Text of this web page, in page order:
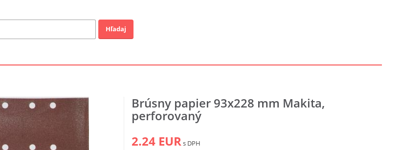
Hľadaj
Brúsny papier 93x228 mm Makita,
perforovaný
2.24 EURs DPH